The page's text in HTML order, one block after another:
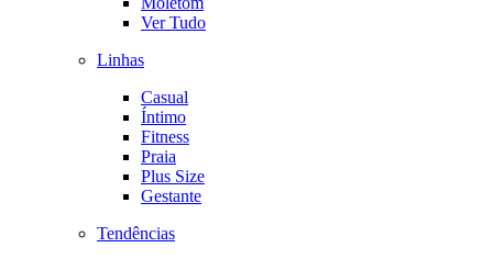
Ver Tudo
Linhas
Casual
Íntimo
Fitness
Praia
Plus Size
Gestante
Tendências